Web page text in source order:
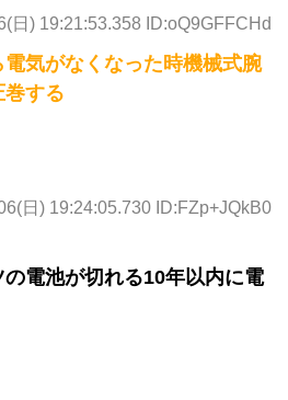
日) 19:21:53.358 ID:oQ9GFFCHd
気がなくなった時機械式腕
巻する
日) 19:24:05.730 ID:FZp+JQkB0
電池が切れる10年以内に電